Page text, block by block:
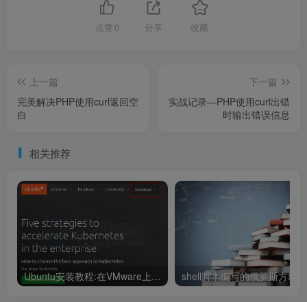
点赞 0 分享 收藏
上一篇
完美解决PHP使用curl返回空
白
下一篇
实战记录—PHP使用curl出错
时输出错误信息
相关推荐
Ubuntu安装教程:在VMware上安装Ubuntu的图文教程